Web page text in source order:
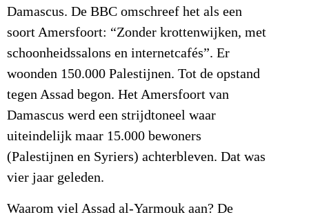
Damascus. De BBC omschreef het als een
soort Amersfoort: “Zonder krottenwijken, met
schoonheidssalons en internetcafés”. Er
woonden 150.000 Palestijnen. Tot de opstand
tegen Assad begon. Het Amersfoort van
Damascus werd een strijdtoneel waar
uiteindelijk maar 15.000 bewoners
(Palestijnen en Syriers) achterbleven. Dat was
vier jaar geleden.
Waarom viel Assad al-Yarmouk aan? De